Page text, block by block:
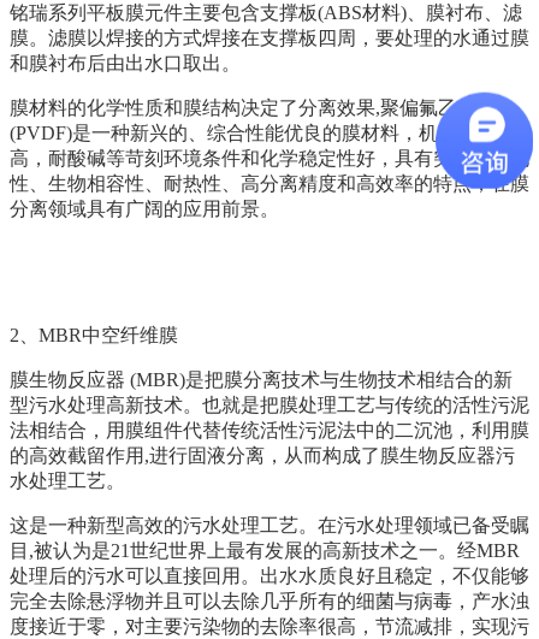
铭瑞系列平板膜元件主要包含支撑板(ABS材料)、膜衬布、滤
膜。滤膜以焊接的方式焊接在支撑板四周，要处理的水通过膜
和膜衬布后由出水口取出。
膜材料的化学性质和膜结构决定了分离效果,聚偏氟乙烯
(PVDF)是一种新兴的、综合性能优良的膜材料，机械强度
高，耐酸碱等苛刻环境条件和化学稳定性好，具有突出的介电
性、生物相容性、耐热性、高分离精度和高效率的特点，在膜
分离领域具有广阔的应用前景。
2、 MBR中空纤维膜
膜生物反应器 (MBR)是把膜分离技术与生物技术相结合的新
型污水处理高新技术。也就是把膜处理工艺与传统的活性污泥
法相结合，用膜组件代替传统活性污泥法中的二沉池，利用膜
的高效截留作用,进行固液分离，从而构成了膜生物反应器污
水处理工艺。
这是一种新型高效的污水处理工艺。在污水处理领域已备受瞩
目,被认为是21世纪世界上最有发展的高新技术之一。经MBR
处理后的污水可以直接回用。出水水质良好且稳定，不仅能够
完全去除悬浮物并且可以去除几乎所有的细菌与病毒，产水浊
度接近于零，对主要污染物的去除率很高，节流减排，实现污